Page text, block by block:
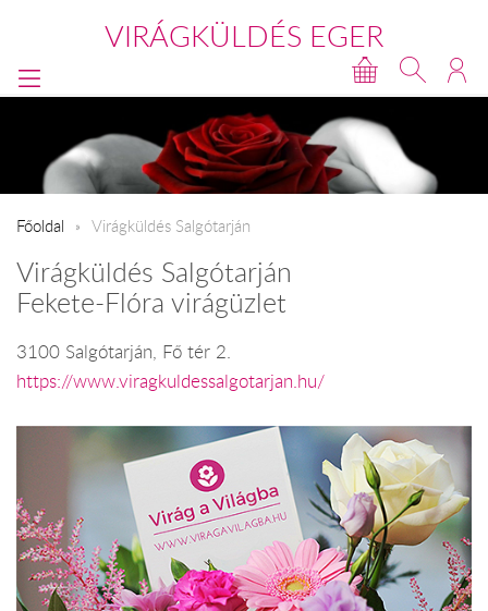
VIRÁGKÜLDÉS EGER
Főoldal Virágküldés Salgótarján
Virágküldés Salgótarján
Fekete-Flóra virágüzlet
3100 Salgótarján, Fő tér 2.
https://www.viragkuldessalgotarjan.hu/